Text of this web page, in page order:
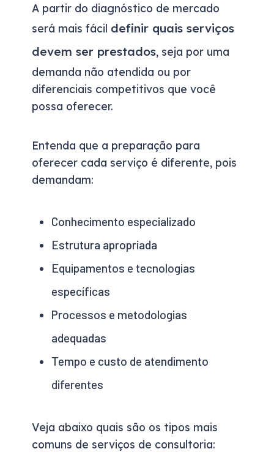
A partir do diagnóstico de mercado
será mais fácil definir quais serviços
devem ser prestados, seja por uma
demanda não atendida ou por
diferenciais competitivos que você
possa oferecer.
Entenda que a preparação para
oferecer cada serviço é diferente, pois
demandam:
Conhecimento especializado
Estrutura apropriada
Equipamentos e tecnologias
específicas
Processos e metodologias
adequadas
Tempo e custo de atendimento
diferentes
Veja abaixo quais são os tipos mais
comuns de serviços de consultoria: